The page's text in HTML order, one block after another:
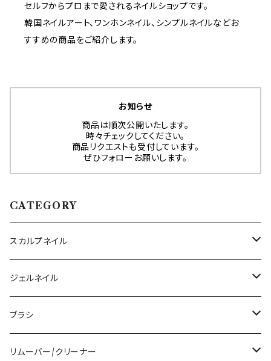
セルフからプロまで愛されるネイルショップです。
韓国ネイルアート、ワンホンネイル、シンプルネイルなどお
すすめの商品をご紹介します。
お知らせ
商品は順次公開いたします。
時々チェックしてください。
商品リクエストも受付しています。
ぜひフォローお願いします。
CATEGORY
スカルプネイル
アクリルジェル
アクリルリキッド
その他ツール
ジェルネイル
トップジェル
ベースジェル
ブラシ
ジェルブラシ
リムーバー/クリーナー